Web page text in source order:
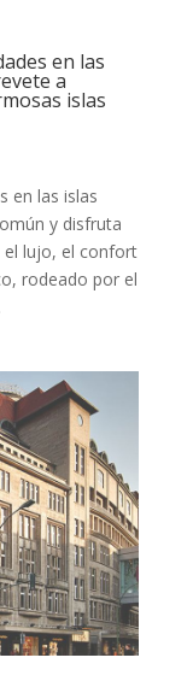
en las
a
islas
en las islas
y disfruta
el lujo, el confort
rodeado por el